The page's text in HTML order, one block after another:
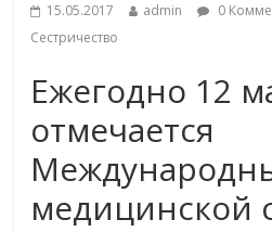
15.05.2017 admin
0
Сестричество
Ежегодно 12
отмечается
медицинской